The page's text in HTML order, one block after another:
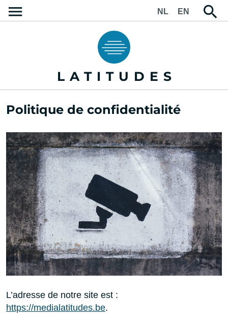
NL EN
LATITUDES
Politique de confidentialité
L’adresse de notre site est :
https://medialatitudes.be.